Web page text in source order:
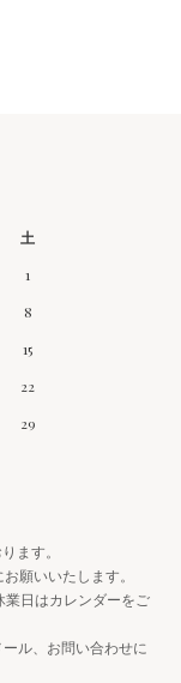
土
1
8
15
22
29
ます。
願いいたします。
日はカレンダーをご
ル、お問い合わせに